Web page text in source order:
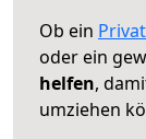
Ob ein
oder ein
helfen,
umziehen